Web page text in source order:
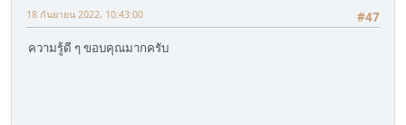
#47
18 กันยายน 2022, 10:43:00
ความรู้ดี ๆ ขอบคุณมากครับ